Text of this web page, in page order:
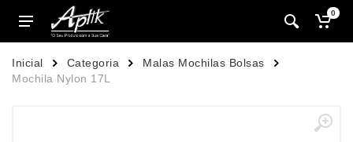
0
Inicial Categoria
Malas Mochilas Bolsas
Mochila Nylon 17L